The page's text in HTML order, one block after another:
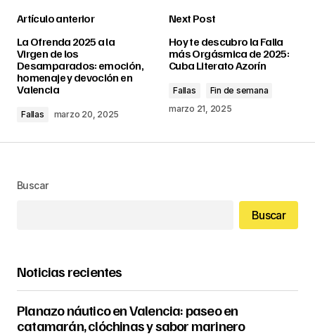
Artículo anterior
La Ofrenda 2025 a la
Virgen de los
Desamparados: emoción,
homenaje y devoción en
Valencia
Fallas marzo 20, 2025
Next Post
Hoy te descubro la Falla
más Orgásmica de 2025:
Cuba Literato Azorín
Fallas
Fin de semana
marzo 21, 2025
Buscar
Buscar
Noticias recientes
Planazo náutico en Valencia: paseo en
catamarán, clóchinas y sabor marinero